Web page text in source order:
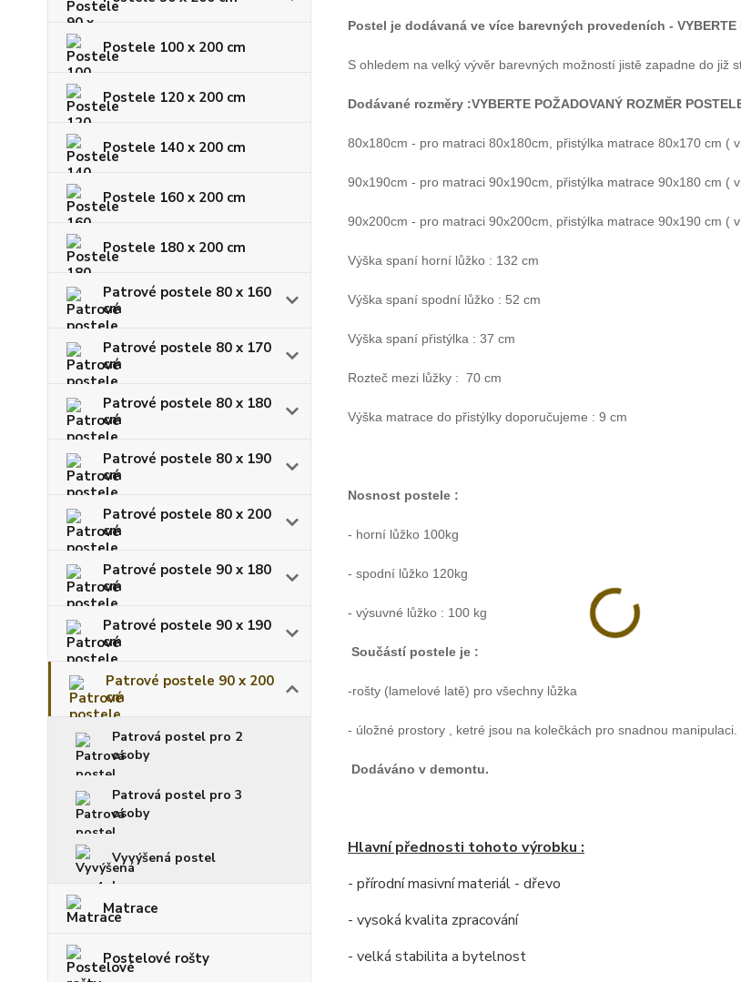
Postele 100 x 200 cm
Postele 120 x 200 cm
Postele 140 x 200 cm
Postele 160 x 200 cm
Postele 180 x 200 cm
Patrové postele 80 x 160
cm
Patrové postele 80 x 170
cm
Patrové postele 80 x 180
cm
Patrové postele 80 x 190
cm
Patrové postele 80 x 200
cm
Patrové postele 90 x 180
cm
Patrové postele 90 x 190
cm
Patrové postele 90 x 200
cm
Patrová postel pro 2
osoby
Patrová postel pro 3
osoby
Vyvýšená postel
Matrace
Postelové rošty
Postel je dodávaná ve více barevných provedeních - VYBERTE
S ohledem na velký vývěr barevných možností jistě zapadne do již
Dodávané rozměry :VYBERTE POŽADOVANÝ ROZMĚR
80x180cm - pro matraci 80x180cm, přistýlka matrace 80x170 cm
90x190cm - pro matraci 90x190cm, přistýlka matrace 90x180 cm
90x200cm - pro matraci 90x200cm, přistýlka matrace 90x190 cm
Výška spaní horní lůžko : 132 cm
Výška spaní spodní lůžko : 52 cm
Výška spaní přistýlka : 37 cm
Rozteč mezi lůžky : 70 cm
Výška matrace do přistýlky doporučujeme : 9 cm
Nosnost postele :
- horní lůžko 100kg
- spodní lůžko 120kg
- výsuvné lůžko : 100 kg
Součástí postele je :
-rošty (lamelové latě) pro všechny lůžka
- úložné prostory , ketré jsou na kolečkách pro snadnou manipulaci.
Dodáváno v demontu.
Hlavní přednosti tohoto výrobku :
- přírodní masivní materiál - dřevo
- vysoká kvalita zpracování
- velká stabilita a bytelnost